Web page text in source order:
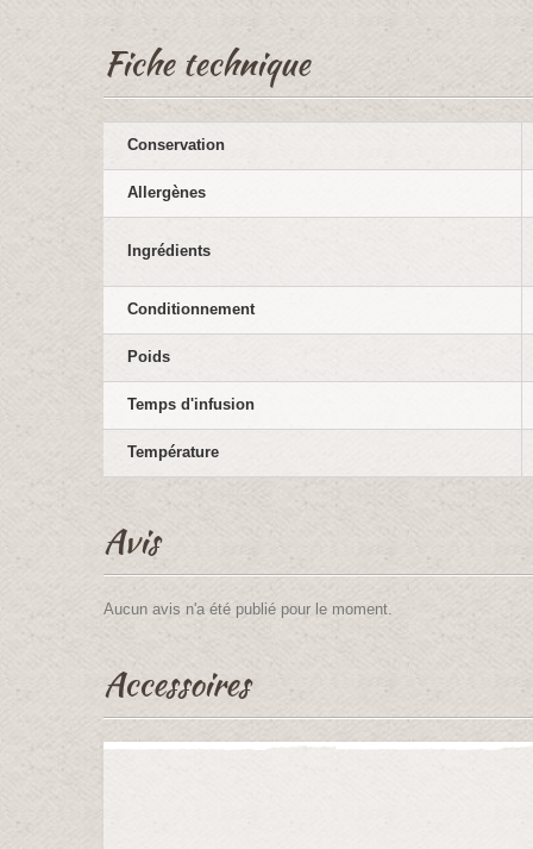
Fiche technique
Conservation
Allergènes
Ingrédients
Conditionnement
Poids
Temps d'infusion
Température
Avis
Aucun avis n'a été publié pour le moment.
Accessoires